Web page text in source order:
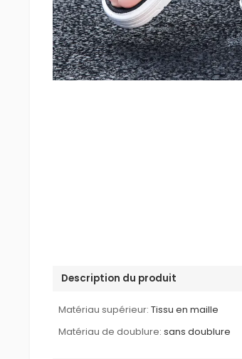
Description du produit
Matériau supérieur: Tissu en maille
Matériau de doublure: sans doublure